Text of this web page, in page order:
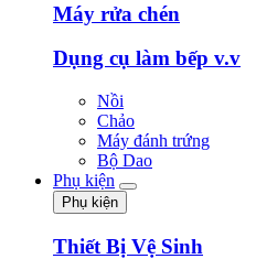
Máy rửa chén
Dụng cụ làm bếp v.v
Nồi
Chảo
Máy đánh trứng
Bộ Dao
Phụ kiện
Phụ kiện
Thiết Bị Vệ Sinh